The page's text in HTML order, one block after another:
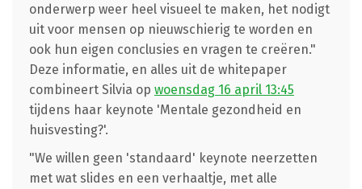
onderwerp weer heel visueel te maken, het nodigt
uit voor mensen op nieuwschierig te worden en
ook hun eigen conclusies en vragen te creëren."
Deze informatie, en alles uit de whitepaper
combineert Silvia op woensdag 16 april 13:45
tijdens haar keynote 'Mentale gezondheid en
huisvesting?'.
"We willen geen 'standaard' keynote neerzetten
met wat slides en een verhaaltje, met alle